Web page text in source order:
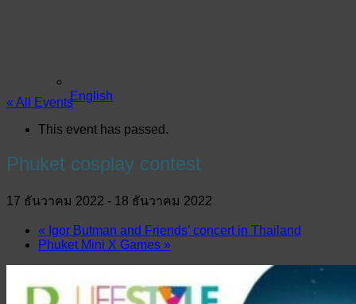
English
« All Events
This event has passed.
Phuket cosplay contest
17 ธันวาคม 2022 - 18 ธันวาคม 2022
« Igor Butman and Friends’ concert in Thailand
Phuket Mini X Games »